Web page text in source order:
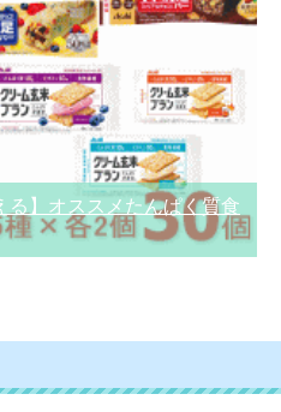
る】オススメたんぱく質食